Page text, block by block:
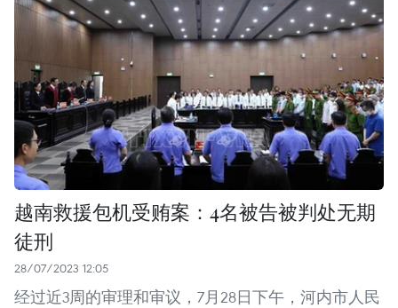
越南救援包机受贿案：4名被告被判处无期
徒刑
28/07/2023 12:05
经过近3周的审理和审议，7月28日下午，河内市人民